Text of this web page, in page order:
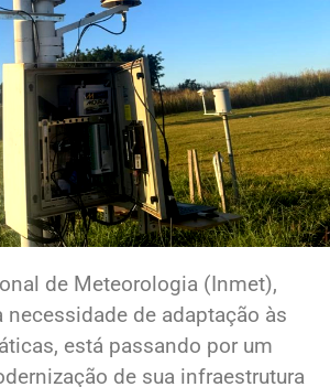
de Meteorologia (Inmet),
necessidade de adaptação às
está passando por um
de sua infraestrutura